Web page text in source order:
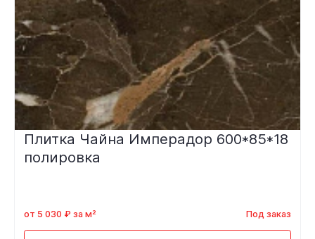
Плитка Чайна Имперадор 600*85*18
полировка
от 5 030 ₽ за м² Под заказ